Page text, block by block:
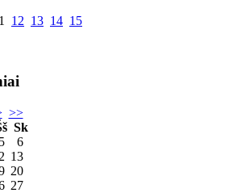
12 13 14 15
>>
Sk
6
13
20
27